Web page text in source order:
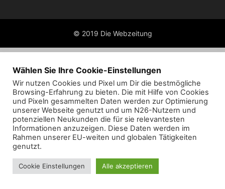
© 2019 Die Webzeitung
Wählen Sie Ihre Cookie-Einstellungen
Wir nutzen Cookies und Pixel um Dir die bestmögliche
Browsing-Erfahrung zu bieten. Die mit Hilfe von Cookies
und Pixeln gesammelten Daten werden zur Optimierung
unserer Webseite genutzt und um N26-Nutzern und
potenziellen Neukunden die für sie relevantesten
Informationen anzuzeigen. Diese Daten werden im
Rahmen unserer EU-weiten und globalen Tätigkeiten
genutzt.
Cookie Einstellungen Alle akzeptieren